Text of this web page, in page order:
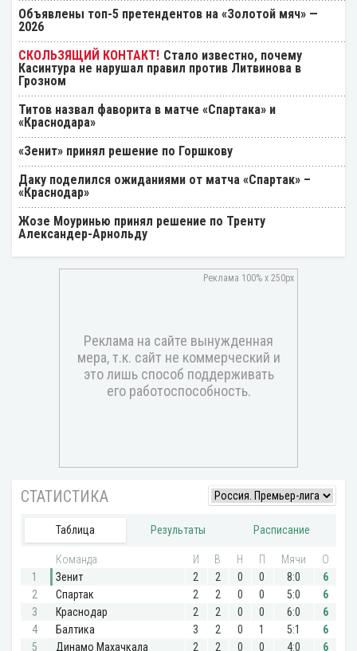
Объявлены топ-5 претендентов на «Золотой мяч» —
2026
Стало известно, почему
Касинтура не нарушал правил против Литвинова в
Грозном
Титов назвал фаворита в матче «Спартака» и
«Краснодара»
«Зенит» принял решение по Горшкову
Даку поделился ожиданиями от матча «Спартак» –
«Краснодар»
Жозе Моуринью принял решение по Тренту
Александер-Арнольду